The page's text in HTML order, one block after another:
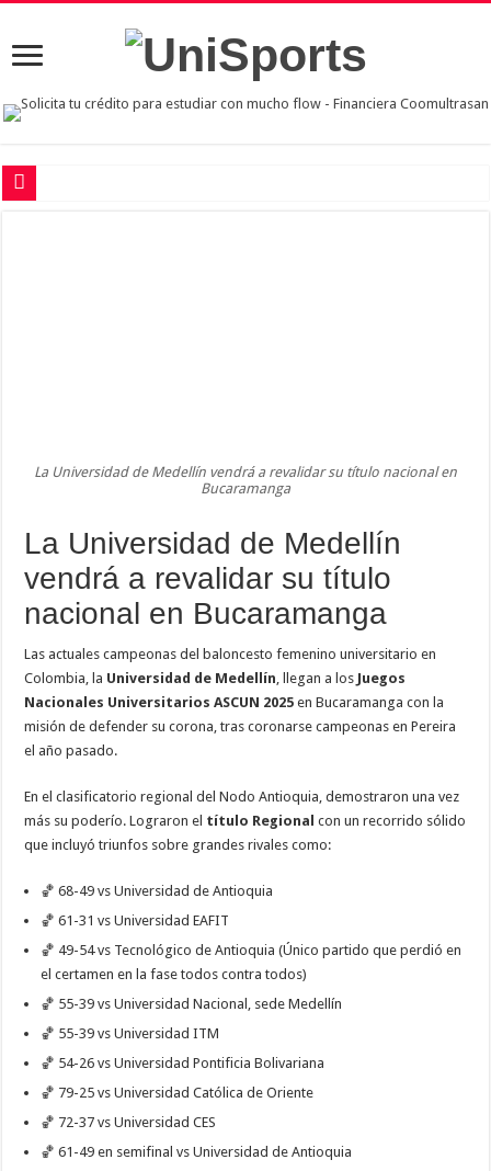
La Universidad de Medellín vendrá a revalidar su título nacional en
Bucaramanga
La Universidad de Medellín
vendrá a revalidar su título
nacional en Bucaramanga
Las actuales campeonas del baloncesto femenino universitario en
Colombia, la Universidad de Medellín , llegan a los Juegos
Nacionales Universitarios ASCUN 2025 en Bucaramanga con la
misión de defender su corona, tras coronarse campeonas en Pereira
el año pasado.
En el clasificatorio regional del Nodo Antioquia, demostraron una vez
más su poderío. Lograron el título Regional con un recorrido sólido
que incluyó triunfos sobre grandes rivales como:
🏀 68-49 vs Universidad de Antioquia
🏀 61-31 vs Universidad EAFIT
🏀 49-54 vs Tecnológico de Antioquia (Único partido que perdió en
el certamen en la fase todos contra todos)
🏀 55-39 vs Universidad Nacional, sede Medellín
🏀 55-39 vs Universidad ITM
🏀 54-26 vs Universidad Pontificia Bolivariana
🏀 79-25 vs Universidad Católica de Oriente
🏀 72-37 vs Universidad CES
🏀 61-49 en semifinal vs Universidad de Antioquia